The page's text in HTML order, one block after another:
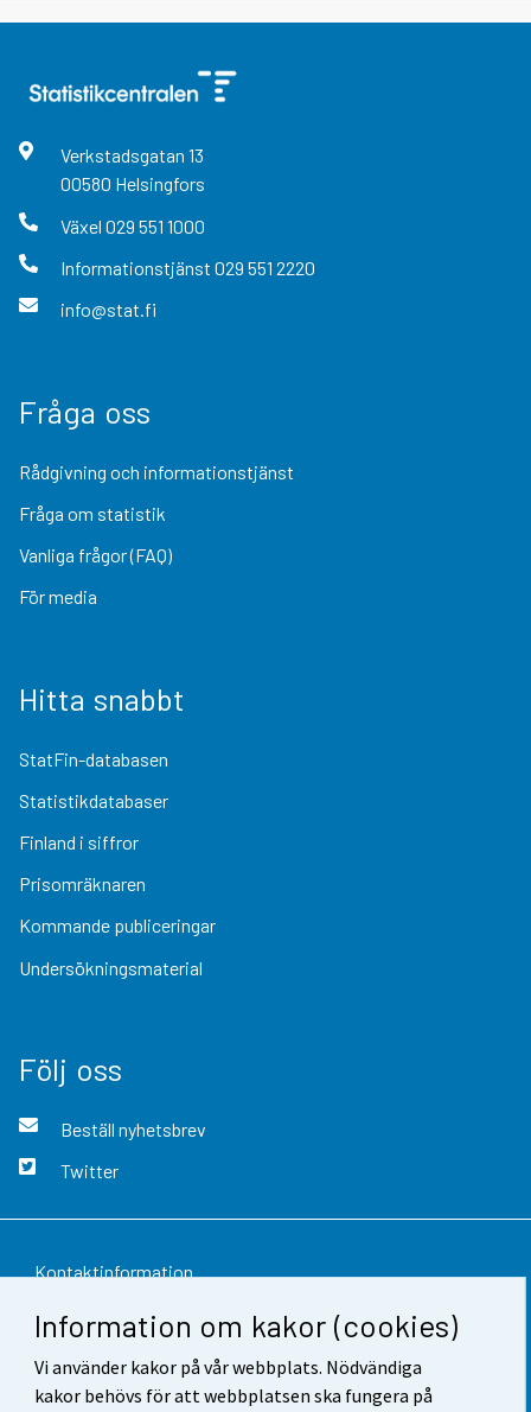
Information om kakor (cookies)
Vi använder kakor på vår webbplats. Nödvändiga
kakor behövs för att webbplatsen ska fungera på
Verkstadsgatan 13
00580 Helsingfors
Växel 029 551 1000
Informationstjänst 029 551 2220
info@stat.fi
Fråga oss
Rådgivning och informationstjänst
Fråga om statistik
Vanliga frågor (FAQ)
För media
Hitta snabbt
StatFin-databasen
Statistikdatabaser
Finland i siffror
Prisomräknaren
Kommande publiceringar
Undersökningsmaterial
Följ oss
Beställ nyhetsbrev
Twitter
Kontaktinformation
Respons
Användarvillkor